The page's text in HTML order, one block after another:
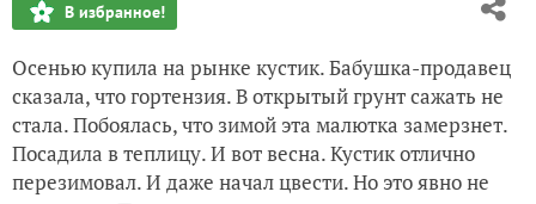
В избранное!
Осенью купила на рынке кустик. Бабушка-продавец
сказала, что гортензия. В открытый грунт сажать не
стала. Побоялась, что зимой эта малютка замерзнет.
Посадила в теплицу. И вот весна. Кустик отлично
перезимовал. И даже начал цвести. Но это явно не